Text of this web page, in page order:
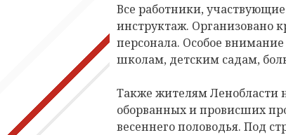
Все работники,
инструктаж. Организовано
персонала. Особое
школам, детским садам,
Также жителям Ленобласти
оборванных и провисших
весеннего половодья. Под